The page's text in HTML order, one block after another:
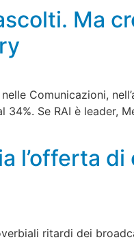
Ma
Comunicazioni,
Se RAI è leader,
l’offerta di
ritardi dei